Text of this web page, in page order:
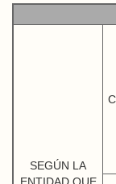
SEGÚN LA